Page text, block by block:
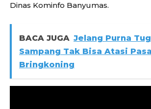
Dinas Kominfo Banyumas.
BACA JUGA Jelang Purna
Sampang Tak Bisa Atasi
Bringkoning